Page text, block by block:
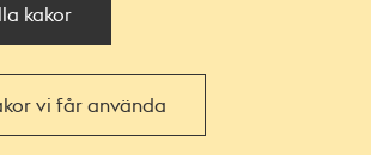
kakor
vi får använda